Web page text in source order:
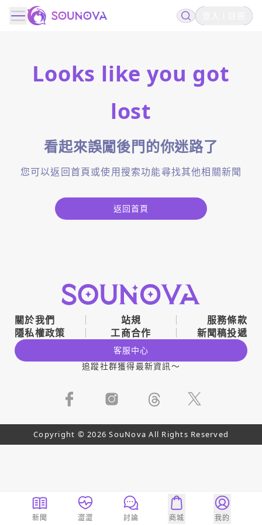
Looks like you got
lost
看起來誤闖後門的你迷路了
您可以返回首頁或使用搜索功能尋找其他相關新聞
返回首頁
關於我們 站規
服務條款
隱私權政策
工商合作 新聞稿投遞
客服中心
追蹤社群獲得最新資訊～
Copyright © 2026 SouNova All Rights Reserved
新聞 澀澀 討論 商城 我的